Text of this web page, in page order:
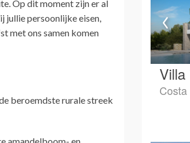
Op dit moment zijn er al
jullie persoonlijke eisen,
met ons samen komen
beroemdste rurale streek